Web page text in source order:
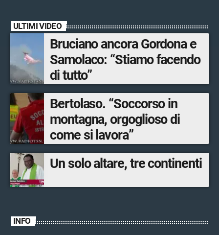
ULTIMI VIDEO
Bruciano ancora Gordona e
Samolaco: “Stiamo facendo
di tutto”
Bertolaso. “Soccorso in
montagna, orgoglioso di
come si lavora”
Un solo altare, tre continenti
INFO